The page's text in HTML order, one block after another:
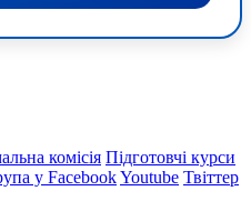
комісія Підготовчі курси
у FacebookYoutube Твіттер